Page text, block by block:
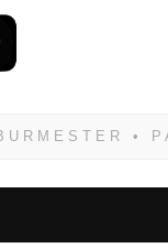
was: Hifi